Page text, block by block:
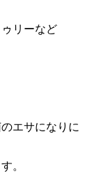
リーなど
エサになりに
。